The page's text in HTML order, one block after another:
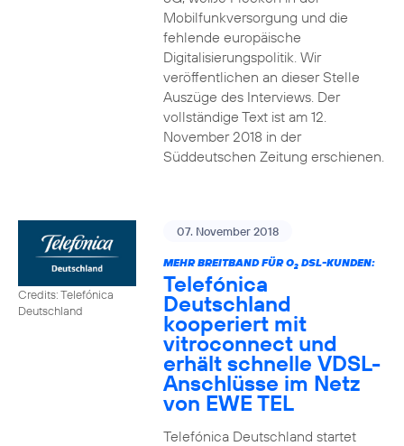
Mobilfunkversorgung und die
fehlende europäische
Digitalisierungspolitik. Wir
veröffentlichen an dieser Stelle
Auszüge des Interviews. Der
vollständige Text ist am 12.
November 2018 in der
Süddeutschen Zeitung erschienen.
Credits: Telefónica
Deutschland
07. November 2018
MEHR BREITBAND FÜR O2DSL-KUNDEN:
Telefónica
Deutschland
kooperiert mit
vitroconnect und
erhält schnelle VDSL-
Anschlüsse im Netz
von EWE TEL
Telefónica Deutschland startet